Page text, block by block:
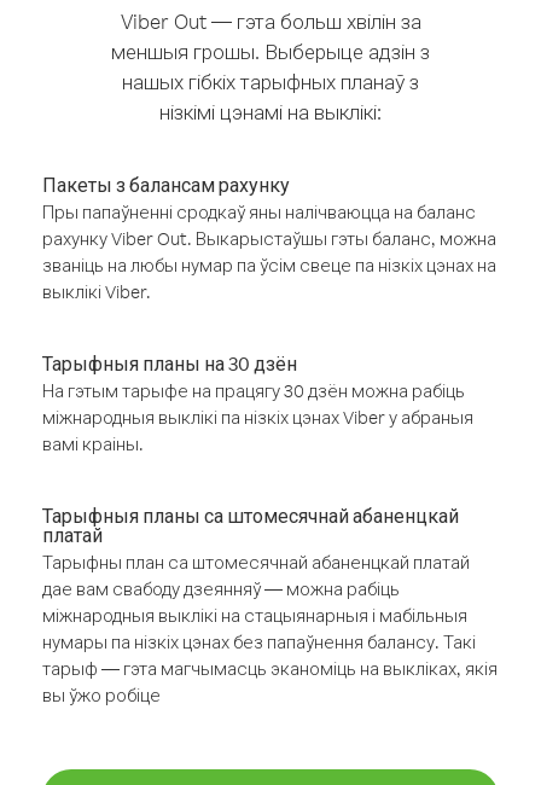
Viber Out — гэта больш хвілін за
меншыя грошы. Выберыце адзін з
нашых гібкіх тарыфных планаў з
нізкімі цэнамі на выклікі:
Пакеты з балансам рахунку
Пры папаўненні сродкаў яны налічваюцца на баланс
рахунку Viber Out. Выкарыстаўшы гэты баланс, можна
званіць на любы нумар па ўсім свеце па нізкіх цэнах на
выклікі Viber.
Тарыфныя планы на 30 дзён
На гэтым тарыфе на працягу 30 дзён можна рабіць
міжнародныя выклікі па нізкіх цэнах Viber у абраныя
вамі краіны.
Тарыфныя планы са штомесячнай абаненцкай
платай
Тарыфны план са штомесячнай абаненцкай платай
дае вам свабоду дзеянняў — можна рабіць
міжнародныя выклікі на стацыянарныя і мабільныя
нумары па нізкіх цэнах без папаўнення балансу. Такі
тарыф — гэта магчымасць эканоміць на выкліках, якія
вы ўжо робіце